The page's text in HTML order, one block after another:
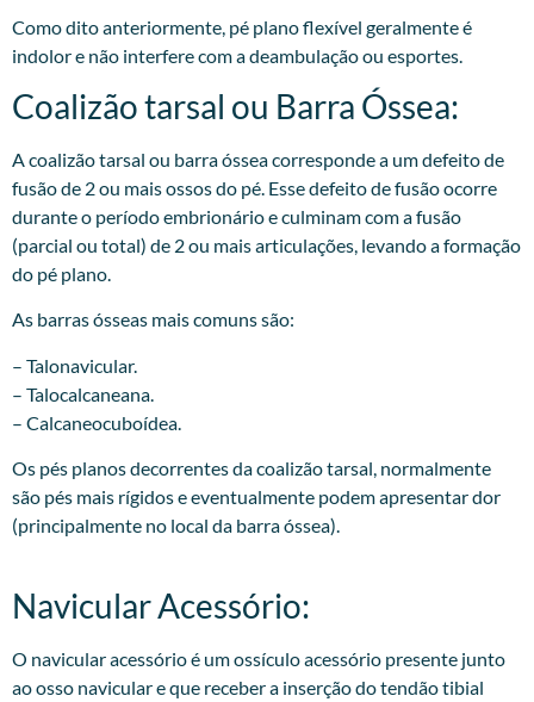
Como dito anteriormente, pé plano flexível geralmente é
indolor e não interfere com a deambulação ou esportes.
Coalizão tarsal ou Barra Óssea:​
A coalizão tarsal ou barra óssea corresponde a um defeito de
fusão de 2 ou mais ossos do pé. Esse defeito de fusão ocorre
durante o período embrionário e culminam com a fusão
(parcial ou total) de 2 ou mais articulações, levando a formação
do pé plano.
As barras ósseas mais comuns são:
– Talonavicular.
– Talocalcaneana.
– Calcaneocuboídea.
Os pés planos decorrentes da coalizão tarsal, normalmente
são pés mais rígidos e eventualmente podem apresentar dor
(principalmente no local da barra óssea).​
Navicular Acessório:
O navicular acessório é um ossículo acessório presente junto
ao osso navicular e que receber a inserção do tendão tibial